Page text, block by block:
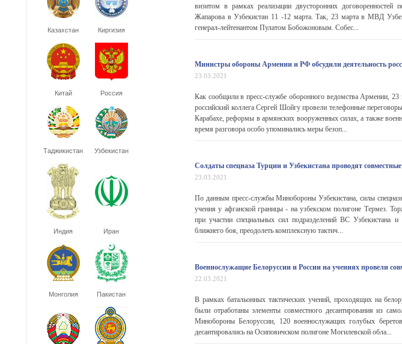
Казахстан Киргизия
Китай Россия
Таджикистан Узбекистан
Индия Иран
Монголия Пакистан
визитом в рамках реализации двусторонних договоренностей
Жапарова в Узбекистан 11 -12 марта. Так, 23 марта в МВД
генерал-лейтенантом Пулатом Бобожоновым. Собес...
Министры обороны Армении и РФ обсудили деятельность
23.03.2021
Как сообщили в пресс-службе оборонного ведомства Армении,
российский коллега Сергей Шойгу провели телефонные
Карабахе, реформы в армянских вооруженных силах, а также
время разговора особо упоминались меры безоп...
Солдаты спецназа Турции и Узбекистана проводят
23.03.2021
По данным пресс-службы Минобороны Узбекистана, силы
учения у афганской границы - на узбекском полигоне Термез.
при участии специальных сил подразделений ВС Узбекистана
ближнего боя, преодолеть комплексную тактич...
Военнослужащие Белоруссии и России на учениях провели
22.03.2021
В рамках батальонных тактических учений, проходящих на
были отработаны элементы совместного десантирования из
Минобороны Белоруссии, 120 военнослужащих голубых
десантировались на Осиповичском полигоне Могилевской обла...